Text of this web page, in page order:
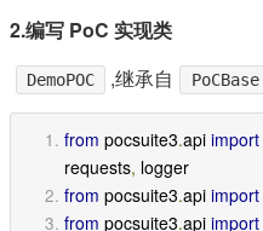
2.编写 PoC 实现类
DemoPOC ,继承自 PoCBase
from pocsuite3.api import
requests, logger
from pocsuite3.api import
from pocsuite3.api import